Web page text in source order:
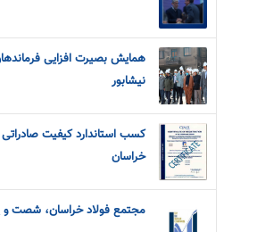
همایش بصیرت افزایی
نیشابور
کسب استاندارد کیفیت
خراسان
مجتمع فولاد خراسان، شصت